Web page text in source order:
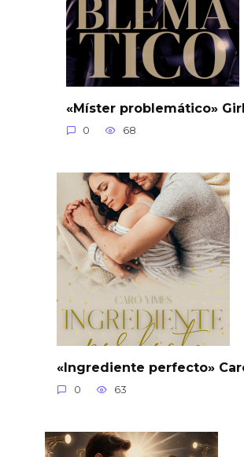
«Míster problemático»
0 68
«Ingrediente perfecto»
0 63